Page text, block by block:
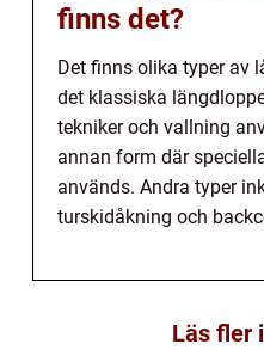
finns det?
Det finns olika typer av
det klassiska
tekniker och vallning
annan form där
används. Andra typer
turskidåkning och
Läs fler